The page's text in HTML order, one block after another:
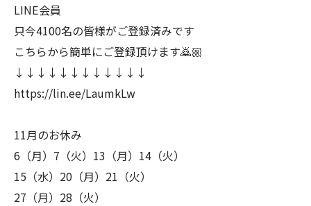
LINE会員
只今4100名の皆様がご登録済みです
こちらから簡単にご登録頂けます🙇🏼
↓↓↓↓↓↓↓↓↓↓↓↓
https://lin.ee/LaumkLw
11月のお休み
6（月）7（火）13（月）14（火）
15（水）20（月）21（火）
27（月）28（火）